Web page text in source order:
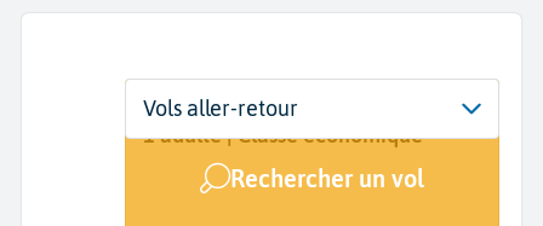
Départ
Nice (NCE)
Dates
7 sept. - 20 sept.
Voyageurs | Classe
1 adulte | Classe économique
Rechercher un vol
Vols aller-retour